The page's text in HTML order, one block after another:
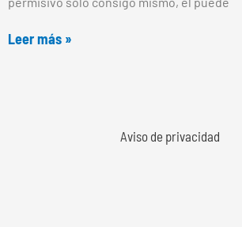
Leer más »
Aviso de privacidad